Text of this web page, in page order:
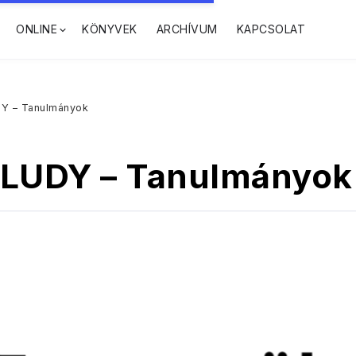
ONLINE KÖNYVEK ARCHÍVUM KAPCSOLAT
– Tanulmányok
– Tanulmányok